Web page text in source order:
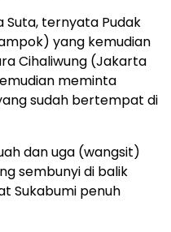
Suta, ternyata Pudak
yang kemudian
Cihaliwung (Jakarta
meminta
sudah bertempat di
dan uga (wangsit)
sembunyi di balik
Sukabumi penuh